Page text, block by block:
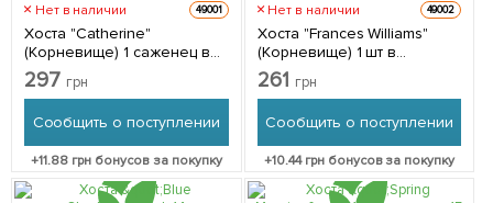
Нет в наличии 49001
Хоста "Catherine"
(Корневище) 1 саженец в
упаковке
297 грн
Сообщить о поступлении
+11.88грн бонусов за покупку
Нет в наличии 49002
Хоста "Frances Williams"
(Корневище) 1 шт в
упаковке
261 грн
Сообщить о поступлении
+10.44грн бонусов за покупку